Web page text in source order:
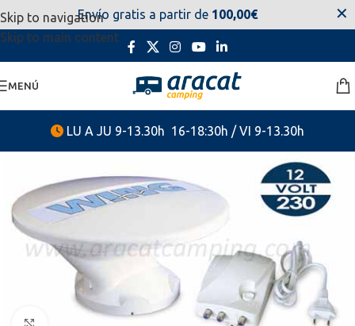
Skip to navigation
Skip to main content
estaremos disponibles. Disculpen las molestias.
MENÚ
LU A JU 9-13.30h 16-18:30h / VI 9-13.30h
Envío gratis a partir de 100,00€ ✕